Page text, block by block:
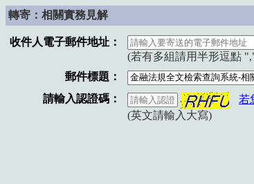
轉寄：相關實務見解
收件人電子郵件地址：
(若有多組請用半形逗點
郵件標題：
請輸入認證碼：
若
(英文請輸入大寫)